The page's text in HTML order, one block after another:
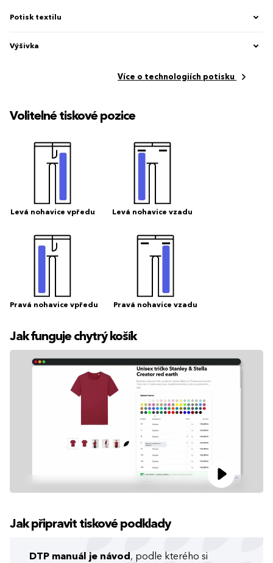
Potisk textilu
Výšivka
Více o technologiích potisku
Volitelné tiskové pozice
Levá nohavice vpředu Levá nohavice vzadu
Pravá nohavice vpředu Pravá nohavice vzadu
Jak funguje chytrý košík
Jak připravit tiskové podklady
DTP manuál je návod , podle kterého si